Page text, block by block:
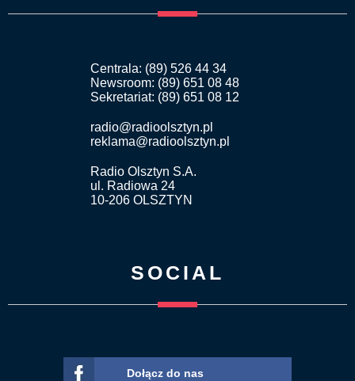
Centrala: (89) 526 44 34
Newsroom: (89) 651 08 48
Sekretariat: (89) 651 08 12
radio@radioolsztyn.pl
reklama@radioolsztyn.pl
Radio Olsztyn S.A.
ul. Radiowa 24
10-206 OLSZTYN
SOCIAL
Dołącz do nas